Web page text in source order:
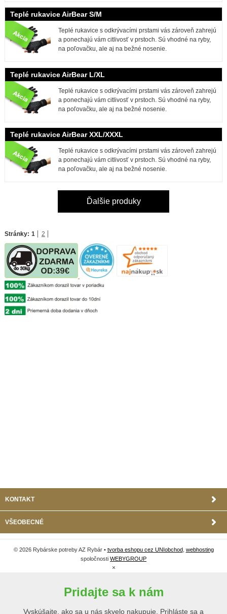
Teplé rukavice AirBear S/M
Teplé rukavice s odkrývacími prstami vás zároveň zahrejú
a ponechajú vám citlivosť v prstoch. Sú vhodné na ryby,
na poľovačku, ale aj na bežné nosenie.
Teplé rukavice AirBear L/XL
Teplé rukavice s odkrývacími prstami vás zároveň zahrejú
a ponechajú vám citlivosť v prstoch. Sú vhodné na ryby,
na poľovačku, ale aj na bežné nosenie.
Teplé rukavice AirBear XXL/XXXL
Teplé rukavice s odkrývacími prstami vás zároveň zahrejú
a ponechajú vám citlivosť v prstoch. Sú vhodné na ryby,
na poľovačku, ale aj na bežné nosenie.
Ďalšie produky
Stránky: 1 2
KONTAKT
VŠEOBECNÉ
© 2026 Rybárske potreby AZ Rybár • tvorba eshopu cez UNIobchod, webhosting
spoločnosti WEBYGROUP
×
Pridajte sa k nám
Vyskúšajte, ako sa u nás skvelo nakupuje. Prihláste sa a